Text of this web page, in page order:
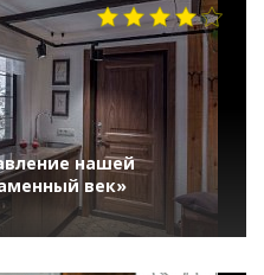
нашей
век»